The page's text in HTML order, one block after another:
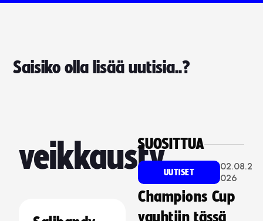
Saisiko olla lisää uutisia..?
veikkaustvSUOSITTUA
UUTISET
02.08.2
026
Champions Cup
vauhtiin tässä